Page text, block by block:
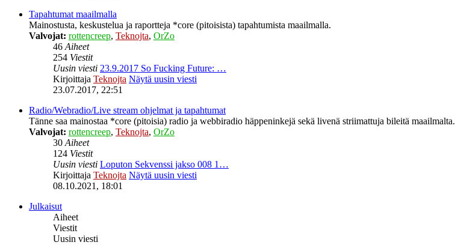
Tapahtumat maailmalla
Mainostusta, keskustelua ja raportteja *core (pitoisista) tapahtumista maailmalla.
Valvojat: rottencreep, Teknojta, OrZo
46Aiheet
254 Viestit
Uusin viesti 23.9.2017 So Fucking Future: …
Kirjoittaja Teknojta Näytä uusin viesti
23.07.2017, 22:51
Radio/Webradio/Live stream ohjelmat ja tapahtumat
Tänne saa mainostaa *core (pitoisia) radio ja webbiradio häppeninkejä sekä livenä striimattuja bileitä maailmalta.
Valvojat: rottencreep, Teknojta, OrZo
30Aiheet
124 Viestit
Uusin viesti Loputon Sekvenssi jakso 008 1…
Kirjoittaja Teknojta Näytä uusin viesti
08.10.2021, 18:01
Julkaisut
Aiheet
Viestit
Uusin viesti